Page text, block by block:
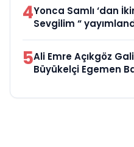
4Yonca Samlı ‘dan
Sevgilim “
5Ali Emre Açıkgöz
Büyükelçi Egemen